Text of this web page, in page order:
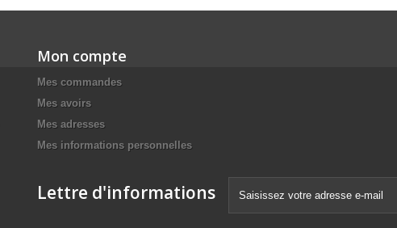
Mon compte
Mes commandes
Mes avoirs
Mes adresses
Mes informations personnelles
Lettre d'informations